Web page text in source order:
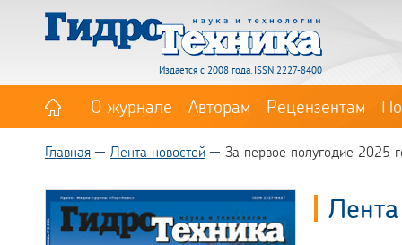
Издается с 2008 года. ISSN 2227-8400
О журнале Авторам Рецензентам
Главная Лента новостей За первое полугодие 2025